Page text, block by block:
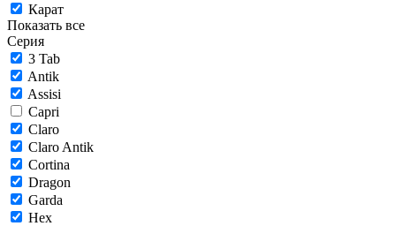
Карат
Показать все
Серия
3 Tab
Antik
Assisi
Capri
Claro
Claro Antik
Cortina
Dragon
Garda
Hex